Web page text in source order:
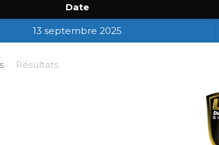
Date
13 septembre 2025
Résultats